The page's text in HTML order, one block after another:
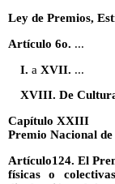
Ley de Premios,
Artículo 6o. ...
I. a XVII. ...
XVIII. De
Capítulo XXIII
Premio Nacional
Artículo124. El
físicas o